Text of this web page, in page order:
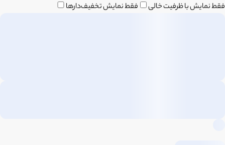
فقط نمایش با ظرفیت خالی فقط نمایش تخفیف‌دارها